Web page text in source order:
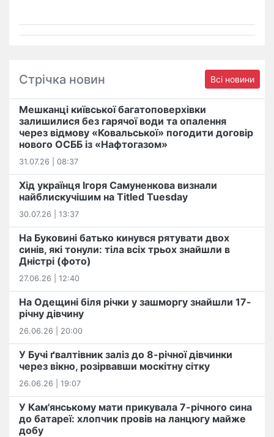
Стрічка новин Всі новини
Мешканці київської багатоповерхівки
залишилися без гарячої води та опалення
через відмову «Ковальської» погодити договір
нового ОСББ із «Нафтогазом»
31.07.26 | 08:37
Хід українця Ігоря Самуненкова визнали
найблискучішим на Titled Tuesday
30.07.26 | 13:37
На Буковині батько кинувся рятувати двох
синів, які тонули: тіла всіх трьох знайшли в
Дністрі (фото)
27.06.26 | 12:40
На Одещині біля річки у зашморгу знайшли 17-
річну дівчину
26.06.26 | 20:00
У Бучі ґвалтівник заліз до 8-річної дівчинки
через вікно, розірвавши москітну сітку
26.06.26 | 19:07
У Кам'янському мати прикувала 7-річного сина
до батареї: хлопчик провів на ланцюгу майже
добу